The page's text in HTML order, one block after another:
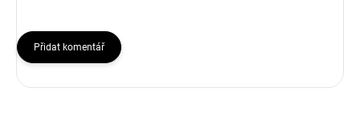
Přidat komentář